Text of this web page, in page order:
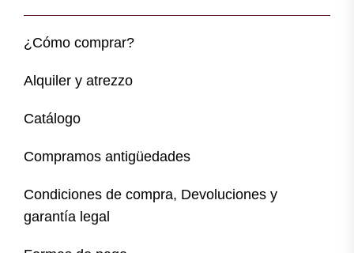
¿Cómo comprar?
Alquiler y atrezzo
Catálogo
Compramos antigüedades
Condiciones de compra, Devoluciones y
garantía legal